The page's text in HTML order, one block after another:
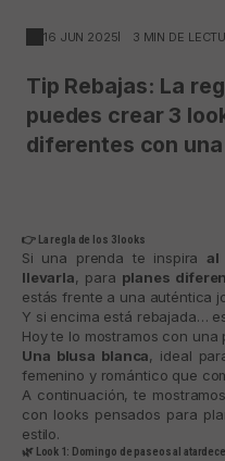
16 JUN 2025 3 MIN DE
Tip Rebajas: La
puedes crear 3
diferentes con una
👉 La regla de los 3 looks
Si una prenda te inspira al
llevarla, para planes
estás frente a una auténtica
Y si encima está rebajada…
Hoy te lo mostramos con
Una blusa blanca, ideal
femenino y romántico que
A continuación, te
con looks pensados para
estilo.
🌿 Look 1: Domingo de paseos al